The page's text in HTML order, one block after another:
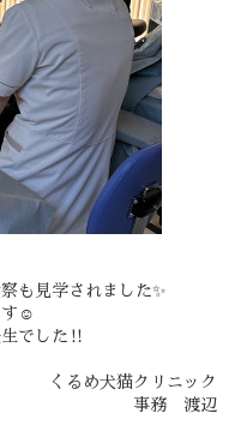
も見学されました✨
す☺️
生でした‼️
くるめ犬猫クリニック
事務 渡辺